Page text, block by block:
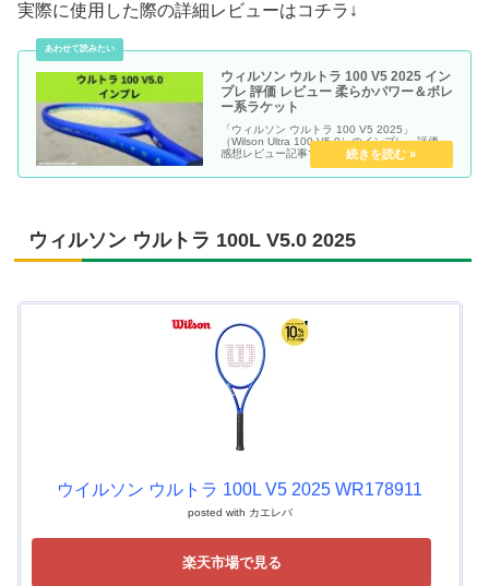
実際に使用した際の詳細レビューはコチラ↓
ウィルソン ウルトラ 100 V5 2025 イン
プレ 評価 レビュー 柔らかパワー＆ボレ
ー系ラケット
「ウィルソン ウルトラ 100 V5 2025」
（Wilson Ultra 100 V5.0）のインプレ・評価・
感想レビュー記事です。
ウィルソン ウルトラ 100L V5.0 2025
ウイルソン ウルトラ 100L V5 2025 WR178911
posted with カエレバ
楽天市場で見る